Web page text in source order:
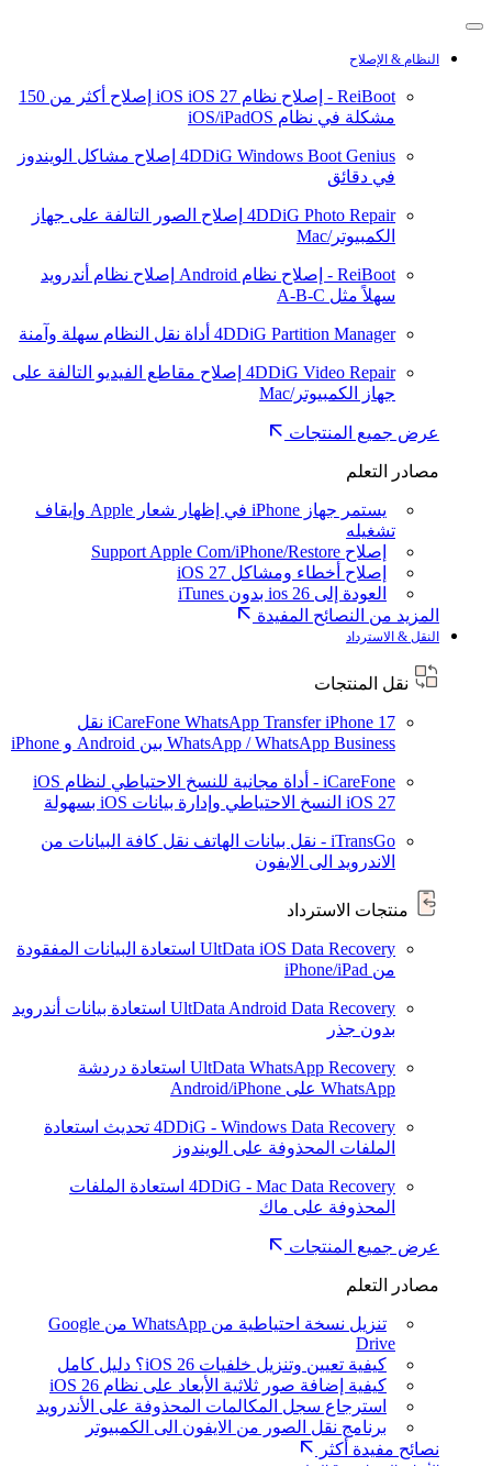
النظام & الإصلاح
ReiBoot - إصلاح نظام iOS iOS 27
إصلاح أكثر من 150
مشكلة في نظام iOS/iPadOS
4DDiG Windows Boot Genius إصلاح مشاكل الويندوز
في دقائق
4DDiG Photo Repair إصلاح الصور التالفة على جهاز
الكمبيوتر/Mac
ReiBoot - إصلاح نظام Android
إصلاح نظام أندرويد
سهلاً مثل A-B-C
4DDiG Partition Manager أداة نقل النظام سهلة وآمنة
4DDiG Video Repair إصلاح مقاطع الفيديو التالفة على
جهاز الكمبيوتر/Mac
عرض جميع المنتجات
مصادر التعلم
يستمر جهاز iPhone في إظهار شعار Apple وإيقاف
تشغيله
إصلاح Support Apple Com/iPhone/Restore
إصلاح أخطاء ومشاكل iOS 27
العودة إلى ios 26 بدون iTunes
المزيد من النصائح المفيدة
النقل & الاسترداد
نقل المنتجات
iCareFone WhatsApp TransferiPhone 17
نقل
WhatsApp / WhatsApp Business بين Android و iPhone
iCareFone - أداة مجانية للنسخ الاحتياطي لنظام iOS
iOS 27 النسخ الاحتياطي وإدارة بيانات iOS بسهولة
iTransGo - نقل بيانات الهاتف
نقل كافة البيانات من
الاندرويد الى الايفون
منتجات الاسترداد
UltData iOS Data Recovery استعادة البيانات المفقودة
من iPhone/iPad
UltData Android Data Recovery استعادة بيانات أندرويد
بدون جذر
UltData WhatsApp Recovery استعادة دردشة
WhatsApp على Android/iPhone
4DDiG - Windows Data Recovery تحديث استعادة
الملفات المحذوفة على الويندوز
4DDiG - Mac Data Recovery استعادة الملفات
المحذوفة على ماك
عرض جميع المنتجات
مصادر التعلم
تنزيل نسخة احتياطية من WhatsApp من Google
Drive
كيفية تعيين وتنزيل خلفيات iOS 26؟ دليل كامل
كيفية إضافة صور ثلاثية الأبعاد على نظام iOS 26
استرجاع سجل المكالمات المحذوفة على الأندرويد
برنامج نقل الصور من الايفون الى الكمبيوتر
نصائح مفيدة أكثر